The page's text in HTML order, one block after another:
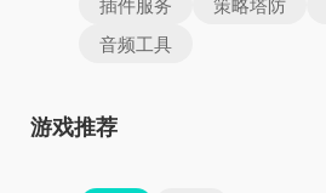
音频工具
游戏推荐